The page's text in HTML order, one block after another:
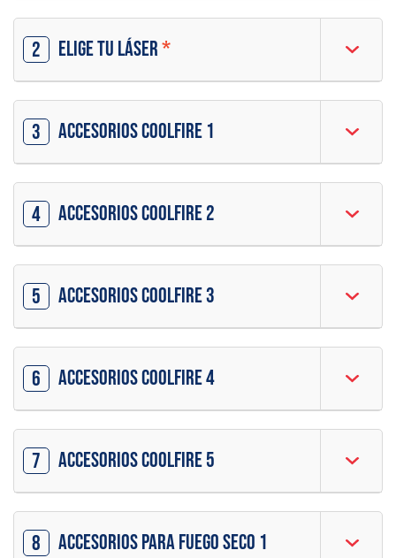
2 Elige tu láser*
3 Accesorios CoolFire 1
4 Accesorios CoolFire 2
5 Accesorios CoolFire 3
6 Accesorios CoolFire 4
7 Accesorios CoolFire 5
8 Accesorios para fuego seco 1